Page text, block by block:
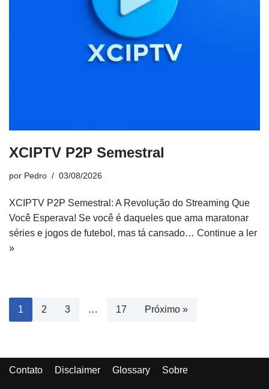
XCIPTV P2P Semestral
por Pedro 03/08/2026
XCIPTV P2P Semestral: A Revolução do Streaming Que
Você Esperava! Se você é daqueles que ama maratonar
séries e jogos de futebol, mas tá cansado… Continue a ler
»
1 2 3 … 17 Próximo »
Contato Disclaimer Glossary Sobre